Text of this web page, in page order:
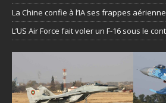
La Chine confie à l’IA ses frappes
L’US Air Force fait voler un F-16 sous le